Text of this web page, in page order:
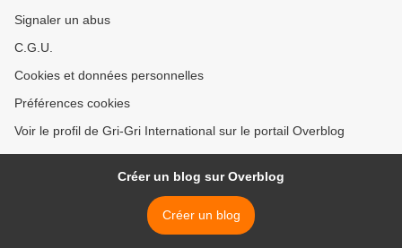
Signaler un abus
C.G.U.
Cookies et données personnelles
Préférences cookies
Voir le profil de Gri-Gri International sur le portail Overblog
Créer un blog sur Overblog
Créer un blog